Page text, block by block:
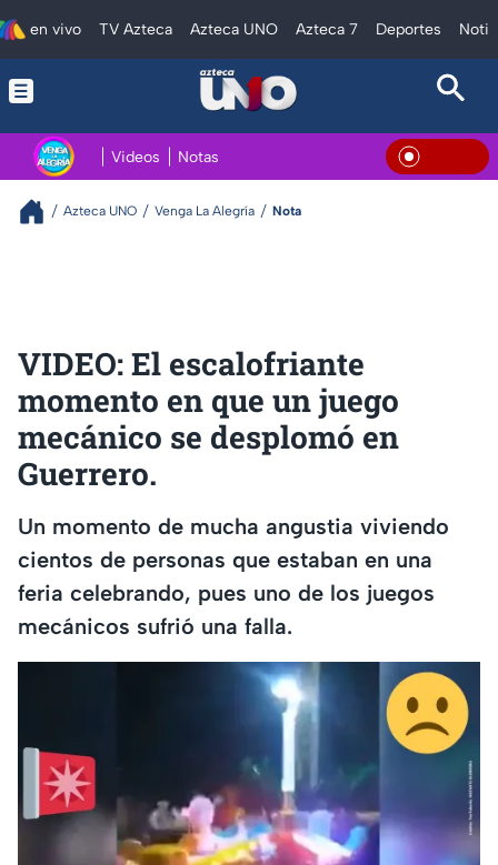
en vivo TV Azteca Azteca UNO Azteca 7 Deportes
Videos Notas En Vivo
Azteca UNO Venga La Alegría Nota
VIDEO: El escalofriante
momento en que un juego
mecánico se desplomó en
Guerrero.
Un momento de mucha angustia viviendo
cientos de personas que estaban en una
feria celebrando, pues uno de los juegos
mecánicos sufrió una falla.